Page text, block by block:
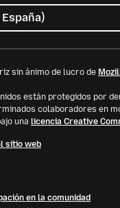
sin ánimo de lucro de
están protegidos por
colaboradores en
una licencia Creative
sitio web
en la comunidad